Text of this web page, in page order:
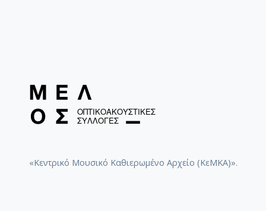
«Κεντρικό Μουσικό Καθιερωμένο Αρχείο (ΚεΜΚΑ)».